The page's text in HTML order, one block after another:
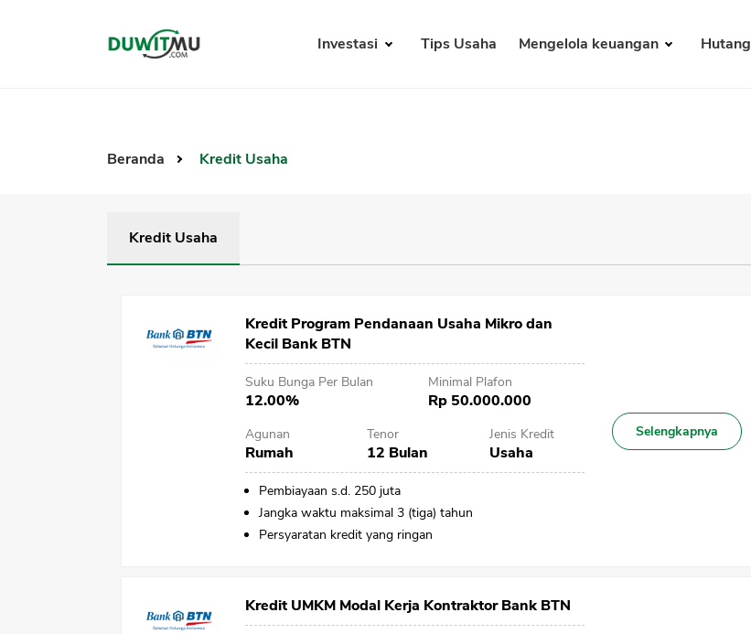
Investasi Tips Usaha Mengelola keuangan Hutang
Beranda Kredit Usaha
Kredit Usaha
Kredit Program Pendanaan Usaha Mikro dan
Kecil Bank BTN
Suku Bunga Per Bulan
12.00%
Minimal Plafon
Rp 50.000.000
Agunan
Rumah
Tenor
12 Bulan
Jenis Kredit
Usaha
Pembiayaan s.d. 250 juta
Jangka waktu maksimal 3 (tiga) tahun
Persyaratan kredit yang ringan
Selengkapnya
Kredit UMKM Modal Kerja Kontraktor Bank BTN